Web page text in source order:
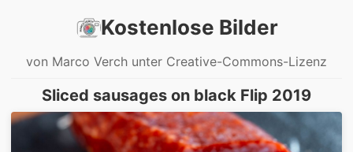
Kostenlose Bilder
von Marco Verch unter Creative-Commons-Lizenz
Sliced sausages on black Flip 2019